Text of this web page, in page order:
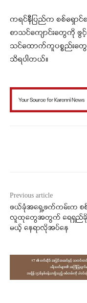
ကရင်နီပြည်က စစ်ရှောင်
စာသင်ကျောင်းတွေကို ဖွ
သင်ထောက်ကူပစ္စည်းတွေ
သိရပါတယ်။
Previous article
ဖယ်ခုံအရှေ့ဖက်ကမ်းက စစ်
လူထုတွေအတွက် ရေရှည်
မယ့် နေရာလိုအပ်နေ